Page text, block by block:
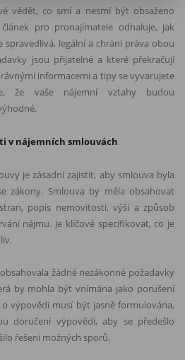
vědět, co smí a nesmí být obsaženo
pro pronajímatele odhaluje, jak
legální a chrání práva obou
jsou přijatelné a které překračují
informacemi a tipy se vyvarujete
že vaše nájemní vztahy budou
v nájemních smlouvách
je zásadní zajistit, aby smlouva byla
zákony. Smlouva by měla obsahovat
popis nemovitosti, výši a způsob
nájmu. Je klíčové specifikovat, co je
žádné nezákonné požadavky
by mohla být vnímána jako porušení
výpovědi musí být jasně formulována,
doručení výpovědi, aby se předešlo
řešení možných sporů.